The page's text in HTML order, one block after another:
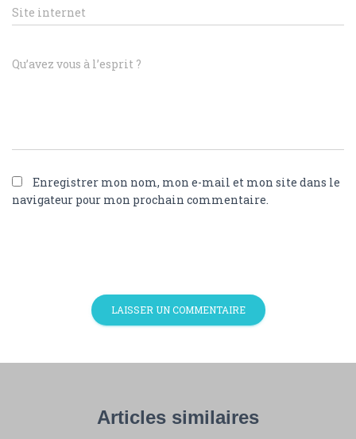
Site internet
Qu’avez vous à l’esprit ?
Enregistrer mon nom, mon e-mail et mon site dans le
navigateur pour mon prochain commentaire.
Articles similaires